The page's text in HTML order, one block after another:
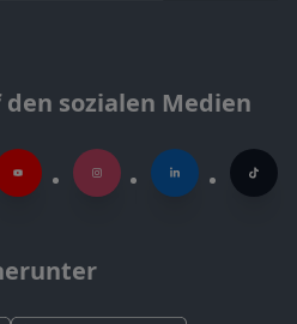
den sozialen Medien